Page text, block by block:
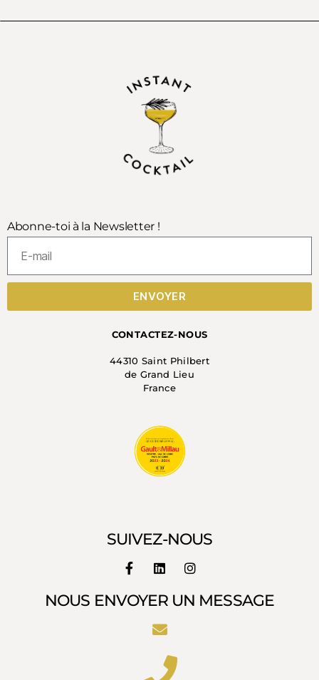
Abonne-toi à la Newsletter !
ENVOYER
CONTACTEZ-NOUS
44310 Saint Philbert
de Grand Lieu
France
SUIVEZ-NOUS
NOUS ENVOYER UN MESSAGE